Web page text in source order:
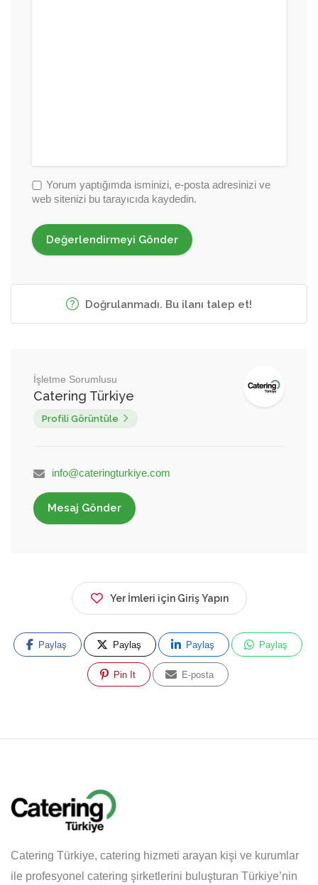
Yorum yaptığımda isminizi, e-posta adresinizi ve
web sitenizi bu tarayıcıda kaydedin.
Doğrulanmadı. Bu ilanı talep et!
İşletme Sorumlusu
Catering Türkiye
Profili Görüntüle
info@cateringturkiye.com
Mesaj Gönder
Yer İmleri için Giriş Yapın
Paylaş Paylaş Paylaş Paylaş
Pin It E-posta
Catering Türkiye, catering hizmeti arayan kişi ve kurumlar
ile profesyonel catering şirketlerini buluşturan Türkiye’nin